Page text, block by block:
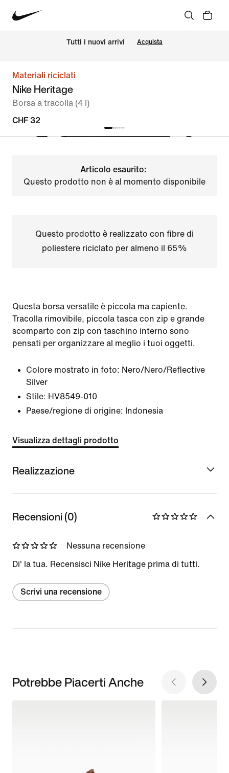
Tutti i nuovi arrivi Acquista
Materiali riciclati
Nike Heritage
Borsa a tracolla (4 l)
CHF 32
Articolo esaurito:
Questo prodotto non è al momento disponibile
Questo prodotto è realizzato con fibre di
poliestere riciclato per almeno il 65%
Questa borsa versatile è piccola ma capiente.
Tracolla rimovibile, piccola tasca con zip e grande
scomparto con zip con taschino interno sono
pensati per organizzare al meglio i tuoi oggetti.
Colore mostrato in foto: Nero/Nero/Reflective
Silver
Stile: HV8549-010
Paese/regione di origine: Indonesia
Visualizza dettagli prodotto
Realizzazione
Recensioni (0)
Nessuna recensione
Di' la tua. Recensisci Nike Heritage prima di tutti.
Scrivi una recensione
Potrebbe Piacerti Anche